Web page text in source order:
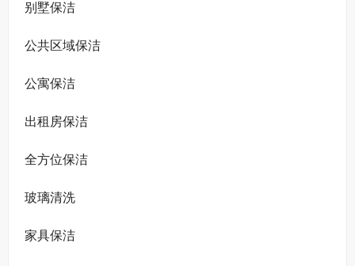
别墅保洁
公共区域保洁
公寓保洁
出租房保洁
全方位保洁
玻璃清洗
家具保洁